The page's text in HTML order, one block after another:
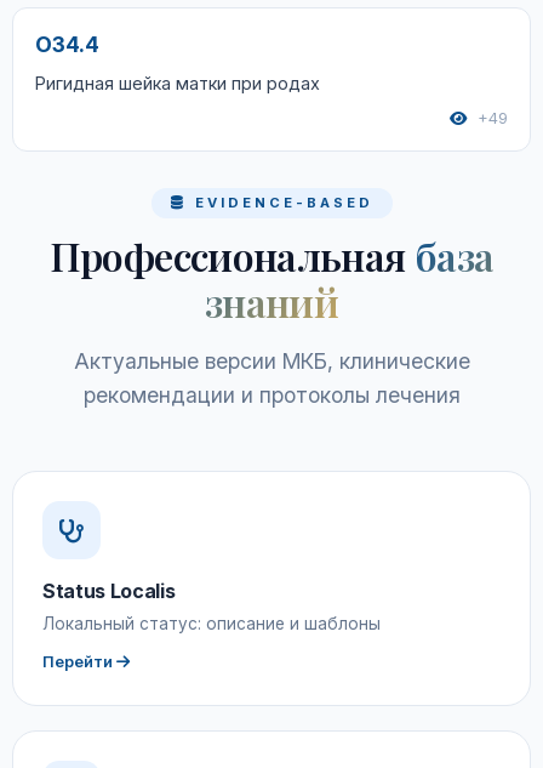
O34.4
Ригидная шейка матки при родах
+49
EVIDENCE-BASED
Профессиональная база
знаний
Актуальные версии МКБ, клинические
рекомендации и протоколы лечения
Status Localis
Локальный статус: описание и шаблоны
Перейти